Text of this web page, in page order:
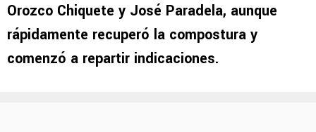
Orozco Chiquete y José Paradela, aunque
rápidamente recuperó la compostura y
comenzó a repartir indicaciones.